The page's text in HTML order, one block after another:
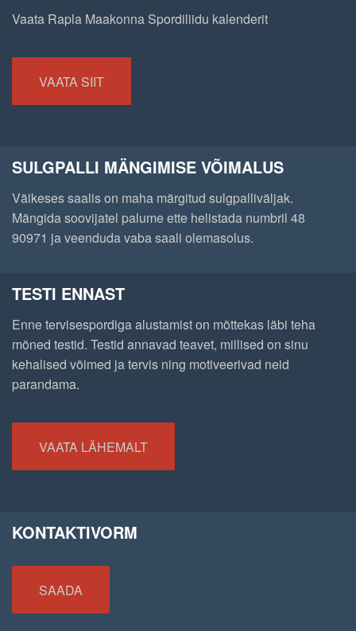
Vaata Rapla Maakonna Spordiliidu kalenderit
VAATA SIIT
SULGPALLI MÄNGIMISE VÕIMALUS
Väikeses saalis on maha märgitud sulgpalliväljak.
Mängida soovijatel palume ette helistada numbril 48
90971 ja veenduda vaba saali olemasolus.
TESTI ENNAST
Enne tervisespordiga alustamist on mõttekas läbi teha
mõned testid. Testid annavad teavet, millised on sinu
kehalised võimed ja tervis ning motiveerivad neid
parandama.
VAATA LÄHEMALT
KONTAKTIVORM
SAADA